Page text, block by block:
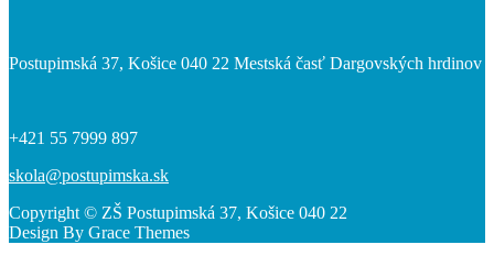
Postupimská 37, Košice 040 22 Mestská časť Dargovských hrdinov
+421 55 7999 897
skola@postupimska.sk
Copyright © ZŠ Postupimská 37, Košice 040 22
Design By Grace Themes